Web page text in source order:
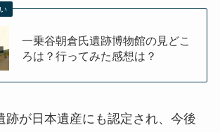
一乗谷朝倉氏遺跡博物館の見どこ
ろは？行ってみた感想は？
跡が日本遺産にも認定され、今後